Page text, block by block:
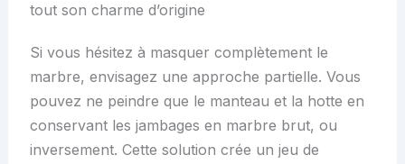
tout son charme d’origine
Si vous hésitez à masquer complètement le
marbre, envisagez une approche partielle. Vous
pouvez ne peindre que le manteau et la hotte en
conservant les jambages en marbre brut, ou
inversement. Cette solution crée un jeu de